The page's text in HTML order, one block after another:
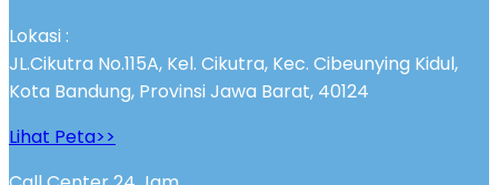
Lokasi :
JL.Cikutra No.115A, Kel. Cikutra, Kec. Cibeunying Kidul,
Kota Bandung, Provinsi Jawa Barat, 40124
Lihat Peta>>